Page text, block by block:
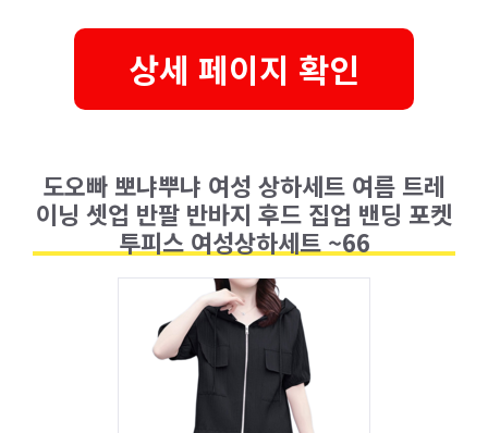
상세 페이지 확인
도오빠 뽀냐뿌냐 여성 상하세트 여름 트레
이닝 셋업 반팔 반바지 후드 집업 밴딩 포켓
투피스 여성상하세트 ~66